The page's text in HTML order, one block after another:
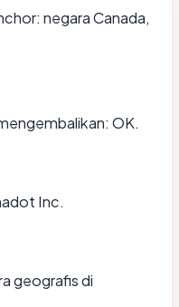
negara Canada,
OK.
Inc.
geografis di